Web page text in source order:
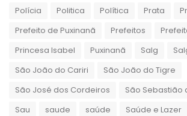
Polícia
Politica Política Prata
Prefeito de Puxinanã
Prefeitos
Princesa Isabel
Puxinanã Salg
São João do Cariri
São João do Tigre
São José dos Cordeiros
São Sebastião
Sau
saude saúde Saúde e Lazer